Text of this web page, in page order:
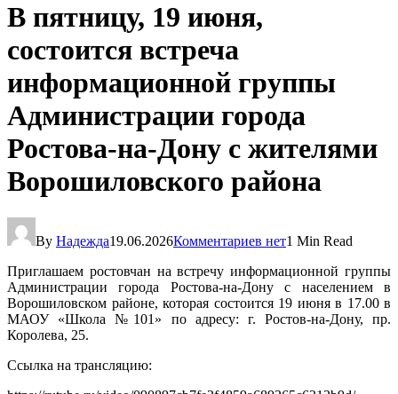
В пятницу, 19 июня,
состоится встреча
информационной группы
Администрации города
Ростова-на-Дону с жителями
Ворошиловского района
By Надежда19.06.2026Комментариев нет1 Min Read
Приглашаем ростовчан на встречу информационной группы
Администрации города Ростова-на-Дону с населением в
Ворошиловском районе, которая состоится 19 июня в 17.00 в
МАОУ «Школа №101» по адресу: г. Ростов-на-Дону, пр.
Королева, 25.
Ссылка на трансляцию: